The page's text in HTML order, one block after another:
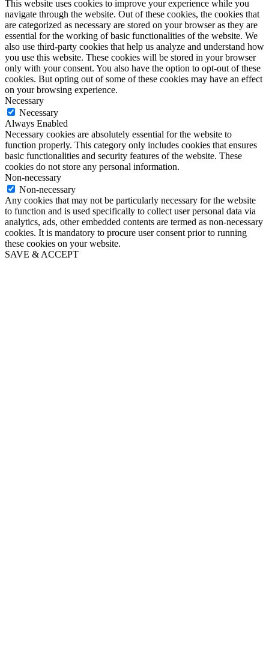
This website uses cookies to improve your experience while you
navigate through the website. Out of these cookies, the cookies that
are categorized as necessary are stored on your browser as they are
essential for the working of basic functionalities of the website. We
also use third-party cookies that help us analyze and understand how
you use this website. These cookies will be stored in your browser
only with your consent. You also have the option to opt-out of these
cookies. But opting out of some of these cookies may have an effect
on your browsing experience.
Necessary
Necessary
Always Enabled
Necessary cookies are absolutely essential for the website to
function properly. This category only includes cookies that ensures
basic functionalities and security features of the website. These
cookies do not store any personal information.
Non-necessary
Non-necessary
Any cookies that may not be particularly necessary for the website
to function and is used specifically to collect user personal data via
analytics, ads, other embedded contents are termed as non-necessary
cookies. It is mandatory to procure user consent prior to running
these cookies on your website.
SAVE & ACCEPT